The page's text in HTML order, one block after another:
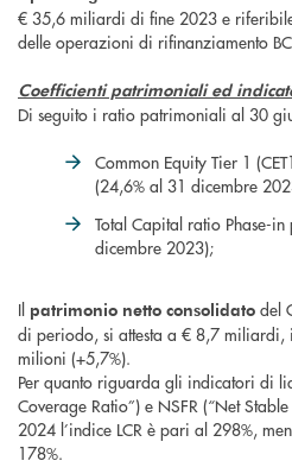
€ 35,6 miliardi di fine 2023 e
delle operazioni di rifinanziamento
Coefficienti patrimoniali ed
Di seguito i ratio patrimoniali al 30
Common Equity Tier 1
(24,6% al 31 dicembre
Total Capital ratio Phase-
dicembre 2023);
Il patrimonio netto consolidato del
di periodo, si attesta a € 8,7
milioni (+5,7%).
Per quanto riguarda gli indicatori di
Coverage Ratio”) e NSFR (“Net
2024 l’indice LCR è pari al 298%,
178%.